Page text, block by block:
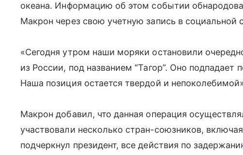
океана. Информацию об этом событии
Макрон через свою учетную запись в социальной
«Сегодня утром наши моряки остановили
из России, под названием “Тагор”. Оно
Наша позиция остается твердой и
Макрон добавил, что данная операция
участвовали несколько стран-союзников,
подчеркнул президент, все действия по